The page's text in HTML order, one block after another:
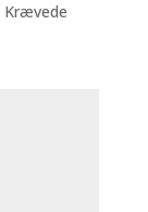
Krævede